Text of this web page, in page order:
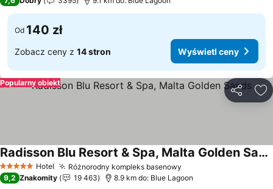
Od 140 zł
Zobacz ceny z 14 stron Wyświetl ceny
Popularny obiekt
5 KategoriaHotel Różnorodny kompleks basenowy
Radisson Blu Resort & Spa, Malta Golden Sands
9,2 Znakomity 19 463 8.9 km do: Blue Lagoon